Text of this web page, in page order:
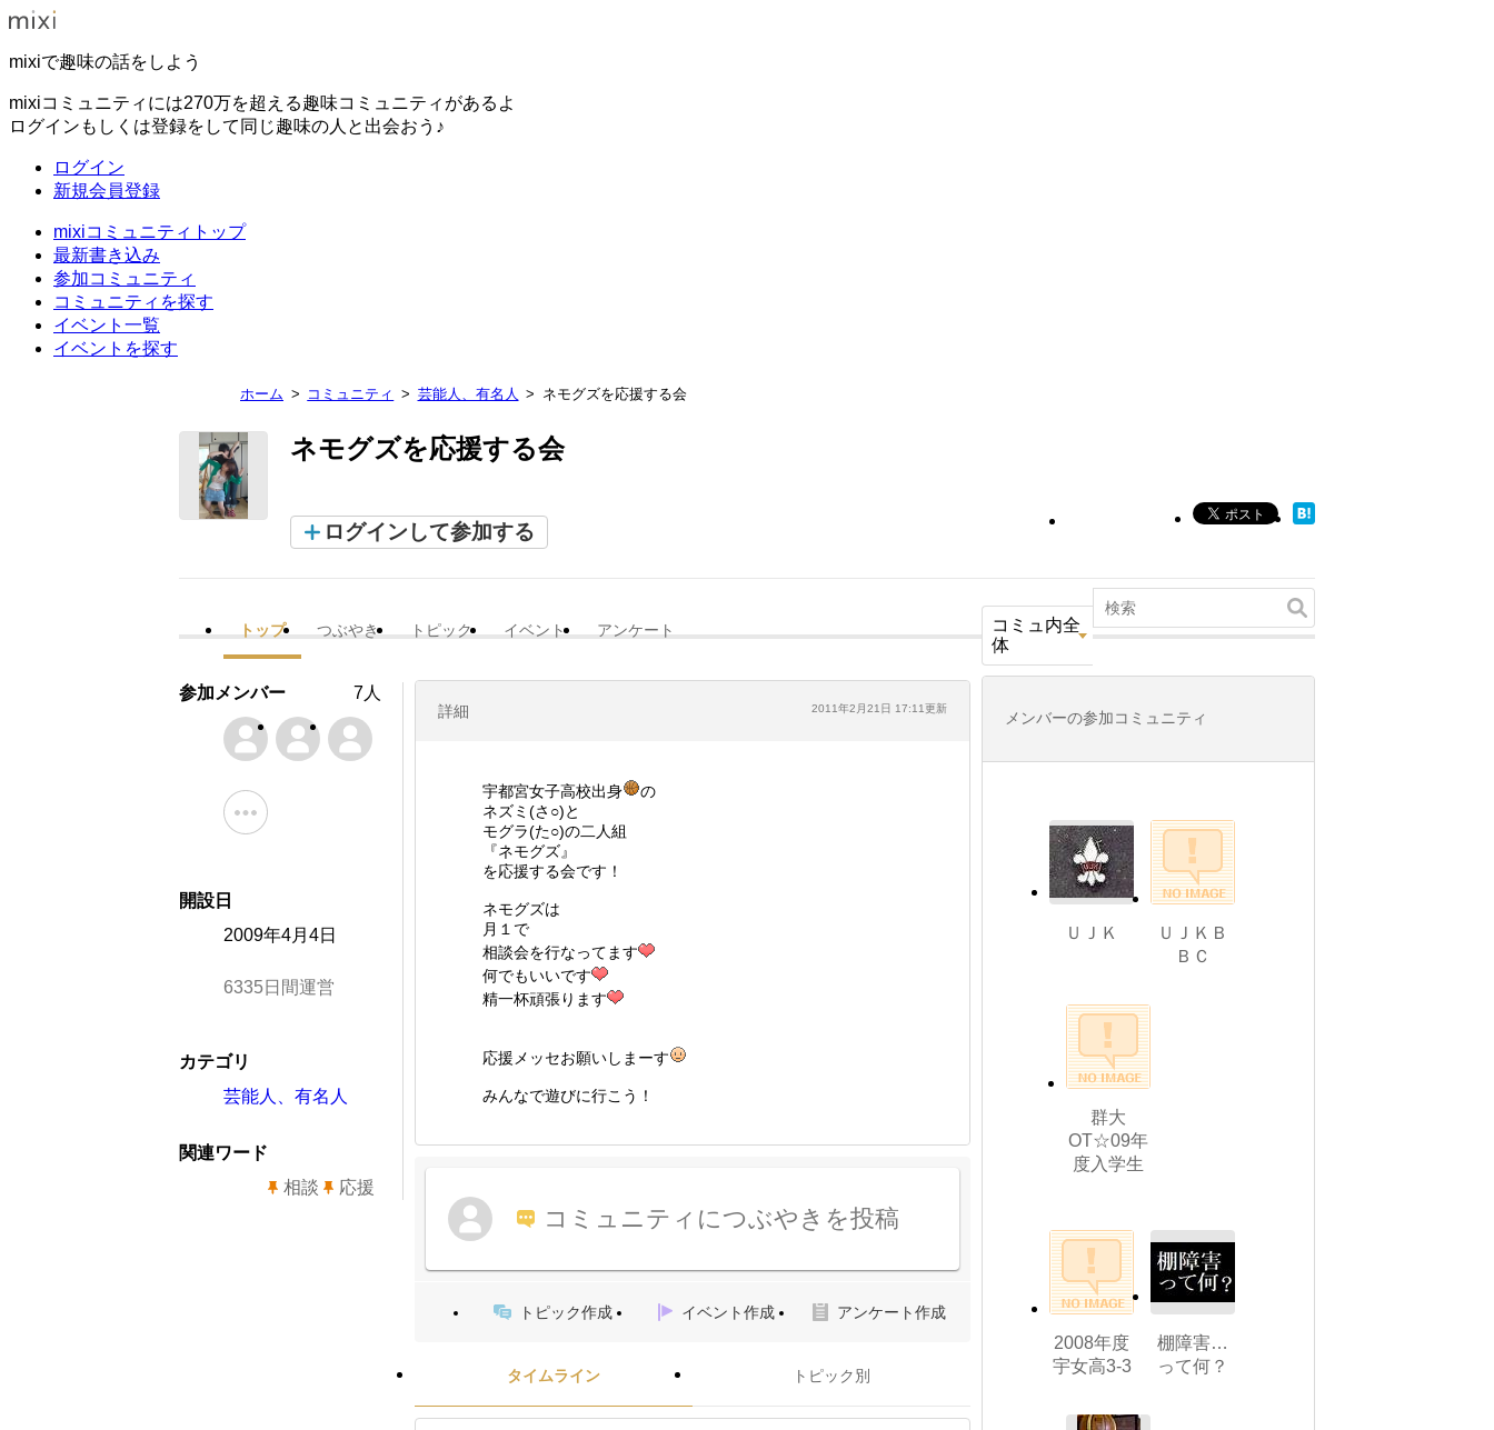
mixiで趣味の話をしよう
mixiコミュニティには270万を超える趣味コミュニティがあるよ
ログインもしくは登録をして同じ趣味の人と出会おう♪
ログイン
新規会員登録
mixiコミュニティトップ
最新書き込み
参加コミュニティ
コミュニティを探す
イベント一覧
イベントを探す
ホーム コミュニティ 芸能人、有名人 ネモグズを応援する会
ネモグズを応援する会
ログインして参加する
トップ つぶやき トピック イベント アンケート
コミュ内全
体
詳細 2011年2月21日 17:11更新
宇都宮女子高校出身
の
ネズミ(さ○)と
モグラ(た○)の二人組
『ネモグズ』
を応援する会です！
ネモグズは
月１で
相談会を行なってます
何でもいいです
精一杯頑張ります
応援メッセお願いしまーす
みんなで遊びに行こう！
コミュニティにつぶやきを投稿
トピック作成 イベント作成 アンケート作成
タイムライン トピック別
参加メンバー 7人
開設日
2009年4月4日
6335日間運営
カテゴリ
芸能人、有名人
関連ワード
相談
応援
メンバーの参加コミュニティ
ＵＪＫ
ＵＪＫＢ
ＢＣ
群大
OT☆09年
度入学生
2008年度
宇女高3-3
棚障害…
って何？